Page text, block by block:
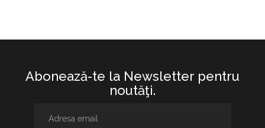
Abonează-te la Newsletter pentru
noutăţi.